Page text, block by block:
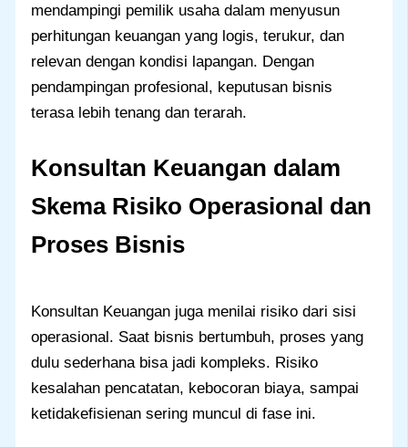
mendampingi pemilik usaha dalam menyusun
perhitungan keuangan yang logis, terukur, dan
relevan dengan kondisi lapangan. Dengan
pendampingan profesional, keputusan bisnis
terasa lebih tenang dan terarah.
Konsultan Keuangan dalam
Skema Risiko Operasional dan
Proses Bisnis
Konsultan Keuangan juga menilai risiko dari sisi
operasional. Saat bisnis bertumbuh, proses yang
dulu sederhana bisa jadi kompleks. Risiko
kesalahan pencatatan, kebocoran biaya, sampai
ketidakefisienan sering muncul di fase ini.